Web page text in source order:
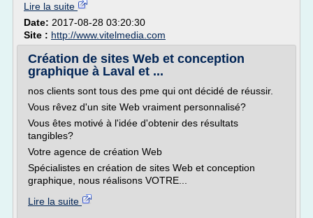
Lire la suite
Date: 2017-08-28 03:20:30
Site : http://www.vitelmedia.com
Création de sites Web et conception
graphique à Laval et ...
nos clients sont tous des pme qui ont décidé de réussir.
Vous rêvez d'un site Web vraiment personnalisé?
Vous êtes motivé à l'idée d'obtenir des résultats
tangibles?
Votre agence de création Web
Spécialistes en création de sites Web et conception
graphique, nous réalisons VOTRE...
Lire la suite